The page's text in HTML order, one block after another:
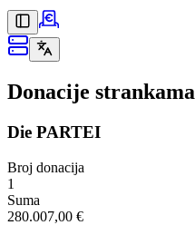
Donacije strankama
Die PARTEI
Broj donacija
1
Suma
280.007,00 €